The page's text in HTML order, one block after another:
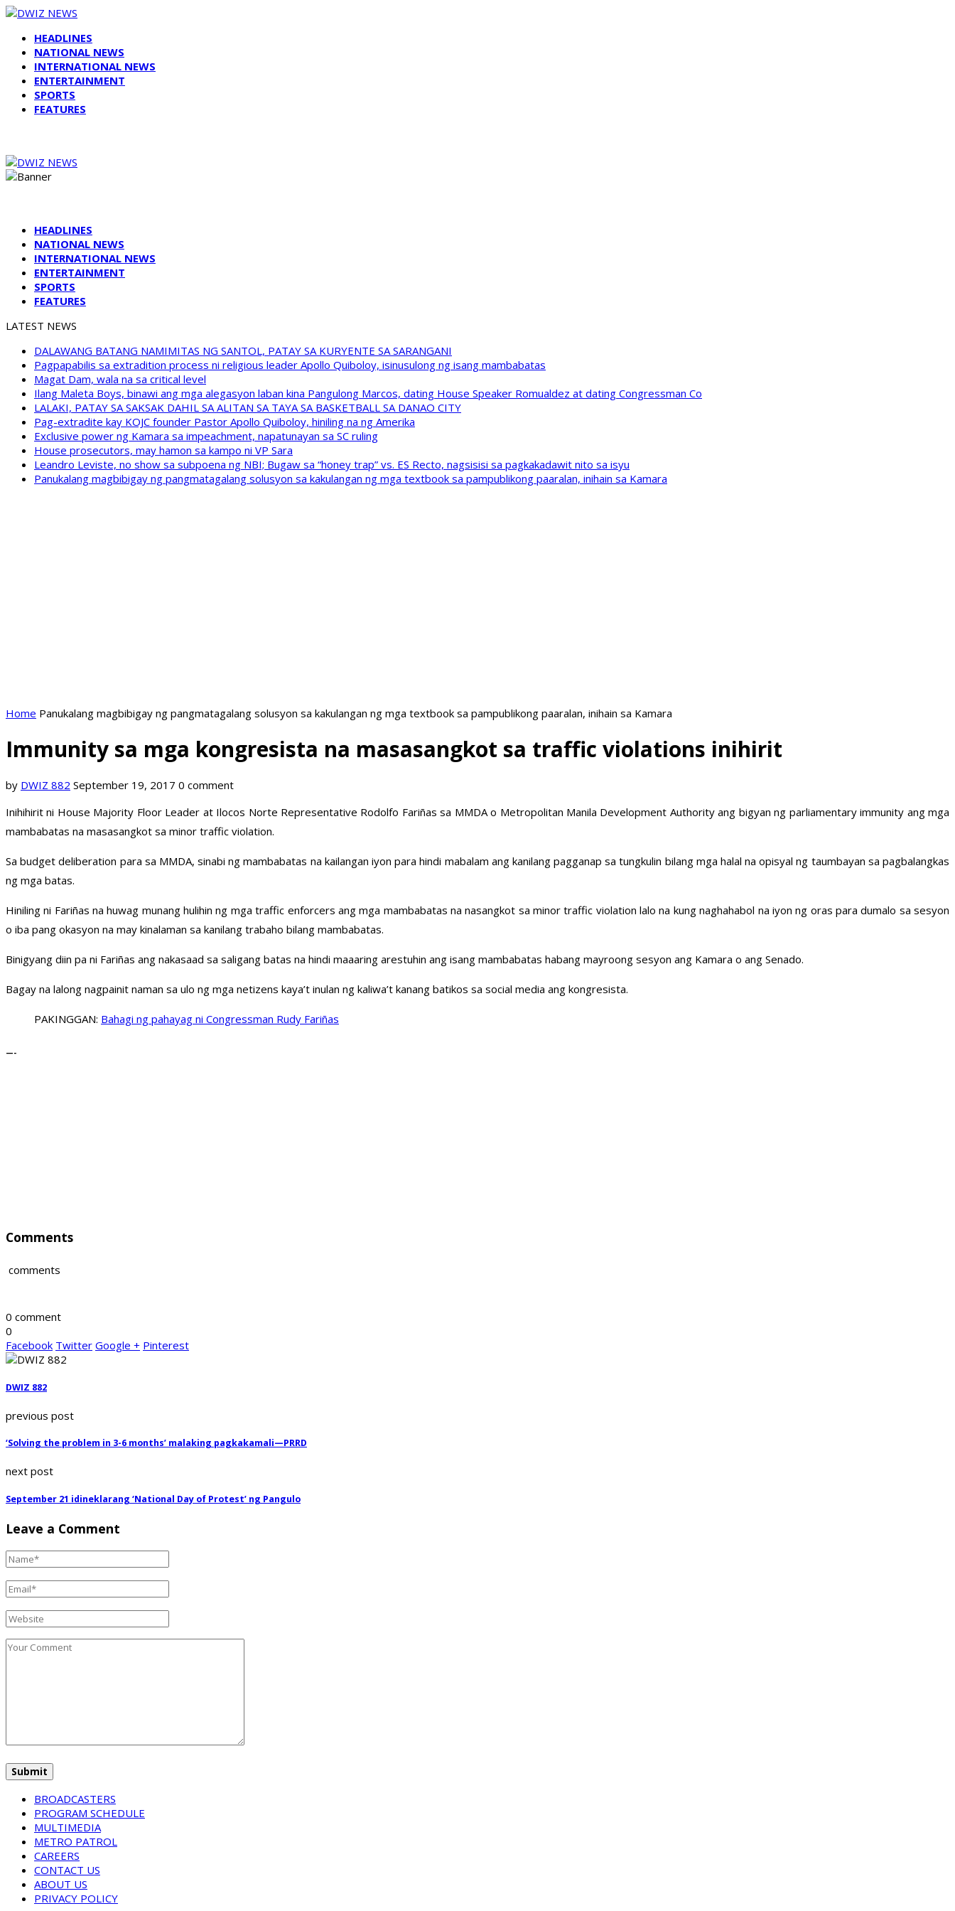
HEADLINES
NATIONAL NEWS
INTERNATIONAL NEWS
ENTERTAINMENT
SPORTS
FEATURES
HEADLINES
NATIONAL NEWS
INTERNATIONAL NEWS
ENTERTAINMENT
SPORTS
FEATURES
LATEST NEWS
DALAWANG BATANG NAMIMITAS NG SANTOL, PATAY SA KURYENTE SA SARANGANI
Pagpapabilis sa extradition process ni religious leader Apollo Quiboloy, isinusulong ng isang mambabatas
Magat Dam, wala na sa critical level
Ilang Maleta Boys, binawi ang mga alegasyon laban kina Pangulong Marcos, dating House Speaker Romualdez at dating Congressman Co
LALAKI, PATAY SA SAKSAK DAHIL SA ALITAN SA TAYA SA BASKETBALL SA DANAO CITY
Pag-extradite kay KOJC founder Pastor Apollo Quiboloy, hiniling na ng Amerika
Exclusive power ng Kamara sa impeachment, napatunayan sa SC ruling
House prosecutors, may hamon sa kampo ni VP Sara
Leandro Leviste, no show sa subpoena ng NBI; Bugaw sa “honey trap” vs. ES Recto, nagsisisi sa pagkakadawit nito sa isyu
Panukalang magbibigay ng pangmatagalang solusyon sa kakulangan ng mga textbook sa pampublikong paaralan, inihain sa Kamara
Home Panukalang magbibigay ng pangmatagalang solusyon sa kakulangan ng mga textbook sa pampublikong paaralan, inihain sa Kamara
Immunity sa mga kongresista na masasangkot sa traffic violations inihirit
by DWIZ 882 September 19, 2017 0 comment
Inihihirit ni House Majority Floor Leader at Ilocos Norte Representative Rodolfo Fariñas sa MMDA o Metropolitan Manila Development Authority ang bigyan ng parliamentary immunity ang mga
mambabatas na masasangkot sa minor traffic violation.
Sa budget deliberation para sa MMDA, sinabi ng mambabatas na kailangan iyon para hindi mabalam ang kanilang pagganap sa tungkulin bilang mga halal na opisyal ng taumbayan sa pagbalangkas
ng mga batas.
Hiniling ni Fariñas na huwag munang hulihin ng mga traffic enforcers ang mga mambabatas na nasangkot sa minor traffic violation lalo na kung naghahabol na iyon ng oras para dumalo sa sesyon
o iba pang okasyon na may kinalaman sa kanilang trabaho bilang mambabatas.
Binigyang diin pa ni Fariñas ang nakasaad sa saligang batas na hindi maaaring arestuhin ang isang mambabatas habang mayroong sesyon ang Kamara o ang Senado.
Bagay na lalong nagpainit naman sa ulo ng mga netizens kaya’t inulan ng kaliwa’t kanang batikos sa social media ang kongresista.
PAKINGGAN: Bahagi ng pahayag ni Congressman Rudy Fariñas
—-
Comments
comments
0 comment
0
Facebook Twitter Google + Pinterest
DWIZ 882
previous post
‘Solving the problem in 3-6 months’ malaking pagkakamali—PRRD
next post
September 21 idineklarang ‘National Day of Protest’ ng Pangulo
Leave a Comment
BROADCASTERS
PROGRAM SCHEDULE
MULTIMEDIA
METRO PATROL
CAREERS
CONTACT US
ABOUT US
PRIVACY POLICY